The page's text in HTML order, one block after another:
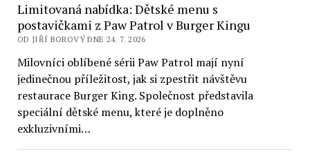
Limitovaná nabídka: Dětské menu s
postavičkami z Paw Patrol v Burger Kingu
OD JIŘÍ BOROVÝ DNE 24. 7. 2026
Milovníci oblíbené sérii Paw Patrol mají nyní
jedinečnou příležitost, jak si zpestřit návštěvu
restaurace Burger King. Společnost představila
speciální dětské menu, které je doplněno
exkluzivními…